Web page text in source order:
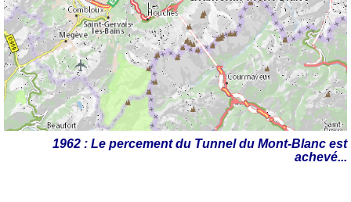
1962 : Le percement du Tunnel du Mont-Blanc est
achevé...